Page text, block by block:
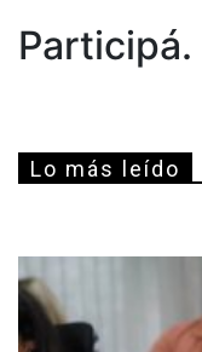
Participá.
Lo más leído